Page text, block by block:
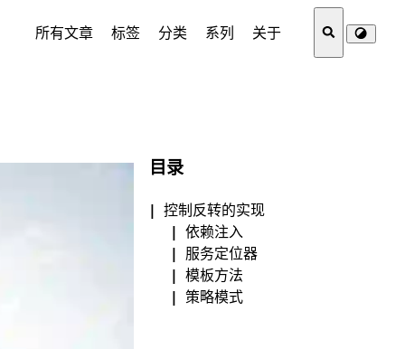
所有文章 标签 分类 系列 关于
目录
控制反转的实现
依赖注入
服务定位器
模板方法
策略模式